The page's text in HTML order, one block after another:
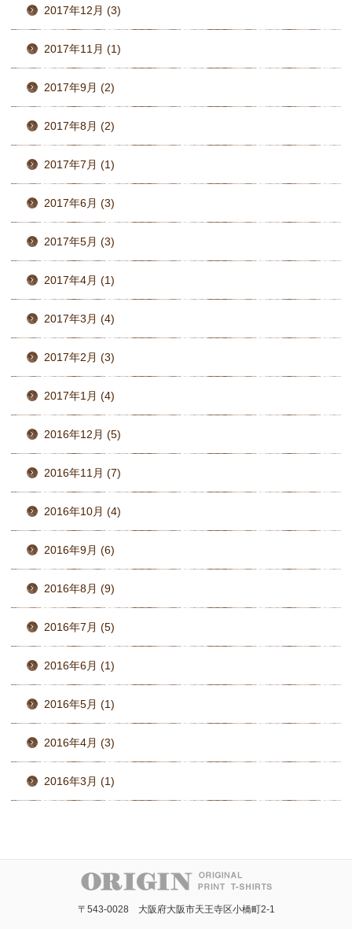
2017年12月 (3)
2017年11月 (1)
2017年9月 (2)
2017年8月 (2)
2017年7月 (1)
2017年6月 (3)
2017年5月 (3)
2017年4月 (1)
2017年3月 (4)
2017年2月 (3)
2017年1月 (4)
2016年12月 (5)
2016年11月 (7)
2016年10月 (4)
2016年9月 (6)
2016年8月 (9)
2016年7月 (5)
2016年6月 (1)
2016年5月 (1)
2016年4月 (3)
2016年3月 (1)
〒543-0028 大阪府大阪市天王寺区小橋町2-1